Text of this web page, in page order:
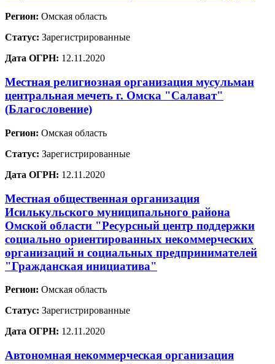
Регион: Омская область
Статус: Зарегистрированные
Дата ОГРН: 12.11.2020
Местная религиозная организация мусульман
центральная мечеть г. Омска "Салават"
(Благословение)
Регион: Омская область
Статус: Зарегистрированные
Дата ОГРН: 12.11.2020
Местная общественная организация
Исилькульского муниципального района
Омской области "Ресурсный центр поддержки
социально ориентированных некоммерческих
организаций и социальных предпринимателей
"Гражданская инициатива"
Регион: Омская область
Статус: Зарегистрированные
Дата ОГРН: 12.11.2020
Автономная некоммерческая организация